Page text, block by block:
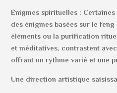
Énigmes spirituelles :
des énigmes basées sur le
éléments ou la purification
et méditatives, contrastent
offrant un rythme varié et une
Une direction artistique